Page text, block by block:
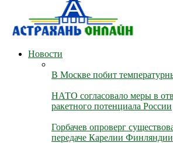
Новости
В Москве побит
НАТО согласовало меры в
ракетного потенциала России
Горбачев опроверг
передаче Карелии Финляндии